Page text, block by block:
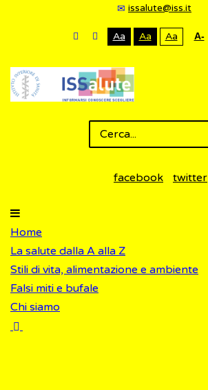
issalute@iss.it
Aa Aa Aa A-
facebook twitter
Home
La salute dalla A alla Z
Stili di vita, alimentazione e ambiente
Falsi miti e bufale
Chi siamo